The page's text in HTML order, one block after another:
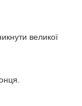
великої